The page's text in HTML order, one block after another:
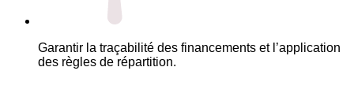
Garantir la traçabilité des financements et l’application
des règles de répartition.